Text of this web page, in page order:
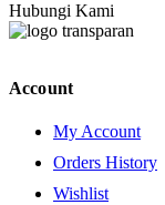
Hubungi Kami
Account
My Account
Orders History
Wishlist